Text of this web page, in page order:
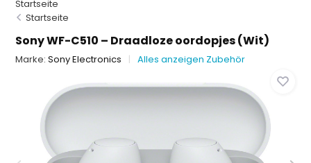
Startseite
Startseite
Sony WF-C510 – Draadloze oordopjes (Wit)
Marke:Sony Electronics Alles anzeigen Zubehör